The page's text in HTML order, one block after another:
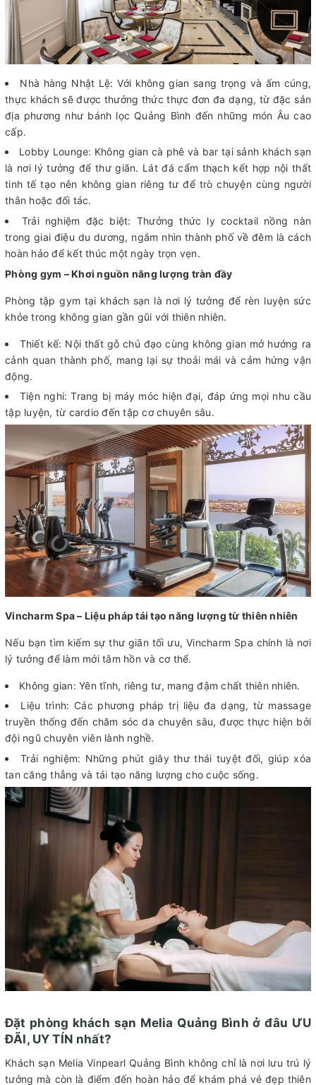
Nhà hàng Nhật Lệ: Với không gian sang trọng và ấm cúng,
thực khách sẽ được thưởng thức thực đơn đa dạng, từ đặc sản
địa phương như bánh lọc Quảng Bình đến những món Âu cao
cấp.
Lobby Lounge: Không gian cà phê và bar tại sảnh khách sạn
là nơi lý tưởng để thư giãn. Lát đá cẩm thạch kết hợp nội thất
tinh tế tạo nên không gian riêng tư để trò chuyện cùng người
thân hoặc đối tác.
Trải nghiệm đặc biệt: Thưởng thức ly cocktail nồng nàn
trong giai điệu du dương, ngắm nhìn thành phố về đêm là cách
hoàn hảo để kết thúc một ngày trọn vẹn.
Phòng gym – Khơi nguồn năng lượng tràn đầy
Phòng tập gym tại khách sạn là nơi lý tưởng để rèn luyện sức
khỏe trong không gian gần gũi với thiên nhiên.
Thiết kế: Nội thất gỗ chủ đạo cùng không gian mở hướng ra
cảnh quan thành phố, mang lại sự thoải mái và cảm hứng vận
động.
Tiện nghi: Trang bị máy móc hiện đại, đáp ứng mọi nhu cầu
tập luyện, từ cardio đến tập cơ chuyên sâu.
Vincharm Spa – Liệu pháp tái tạo năng lượng từ thiên nhiên
Nếu bạn tìm kiếm sự thư giãn tối ưu, Vincharm Spa chính là nơi
lý tưởng để làm mới tâm hồn và cơ thể.
Không gian: Yên tĩnh, riêng tư, mang đậm chất thiên nhiên.
Liệu trình: Các phương pháp trị liệu đa dạng, từ massage
truyền thống đến chăm sóc da chuyên sâu, được thực hiện bởi
đội ngũ chuyên viên lành nghề.
Trải nghiệm: Những phút giây thư thái tuyệt đối, giúp xóa
tan căng thẳng và tái tạo năng lượng cho cuộc sống.
Đặt phòng khách sạn Melia Quảng Bình ở đâu ƯU
ĐÃI, UY TÍN nhất?
Khách sạn Melia Vinpearl Quảng Bình không chỉ là nơi lưu trú lý
tưởng mà còn là điểm đến hoàn hảo để khám phá vẻ đẹp thiên